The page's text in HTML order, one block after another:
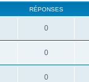
RÉPONSES
0
0
0